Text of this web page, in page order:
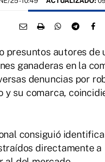
presuntos autores de
ganaderas en la
denuncias por
su comarca,
consiguió
directamente a